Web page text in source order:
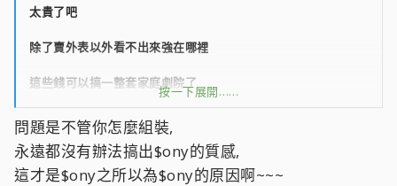
太貴了吧
除了賣外表以外看不出來強在哪裡
這些錢可以搞一整套家庭劇院了
買FX57 6800u SLI一套電腦也還有剩
強SONY不知道幾倍
按一下展開……
問題是不管你怎麼組裝,
永遠都沒有辦法搞出$ony的質感,
這才是$ony之所以為$ony的原因啊~~~